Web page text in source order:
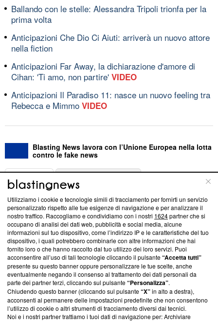
Ballando con le stelle: Alessandra Tripoli trionfa per la
prima volta
Anticipazioni Che Dio Ci Aiuti: arriverà un nuovo attore
nella fiction
Anticipazioni Far Away, la dichiarazione d'amore di
Cihan: 'Ti amo, non partire' VIDEO
Anticipazioni Il Paradiso 11: nasce un nuovo feeling tra
Rebecca e Mimmo VIDEO
Blasting News lavora con l’Unione Europea nella lotta
contro le fake news
ABOUT
Questa sezione offre informazioni trasparenti su Blasting
News, sui nostri processi editoriali e su come ci impegniamo a
creare news di qualità. Inoltre, afferma la nostra aderenza a
‘Trust Project - News with Integrity’Blasting News non è
ancora membro del programma, ma ha richiesto di farne
parte; Trust Project non ha ancora effettuato una verifica di
conformità agli standard.
Su di noi
Team editoriale
Corporate
Utilizziamo i cookie e tecnologie simili di tracciamento per fornirti un servizio
personalizzato rispetto alle tue esigenze di navigazione e per analizzare il
nostro traffico. Raccogliamo e condividiamo con i nostri 1624partner che si
occupano di analisi dei dati web, pubblicità e social media, alcune
informazioni sul tuo dispositivo, come l’indirizzo IP e le caratteristiche del tuo
dispositivo, i quali potrebbero combinarle con altre informazioni che hai
fornito loro o che hanno raccolto dal tuo utilizzo dei loro servizi. Puoi
acconsentire all’uso di tali tecnologie cliccando il pulsante“Accetta tutti”
presente su questo banner oppure personalizzare le tue scelte, anche
eventualmente negando il consenso al trattamento dei dati personali da
parte dei partner terzi, cliccando sul pulsante“Personalizza”.
Chiudendo questo banner (cliccando sul pulsante“X”in alto a destra),
acconsenti al permanere delle impostazioni predefinite che non consentono
l’utilizzo di cookie o altri strumenti di tracciamento diversi dai tecnici.
Noi e i nostri partner trattiamo i tuoi dati di navigazione per: Archiviare